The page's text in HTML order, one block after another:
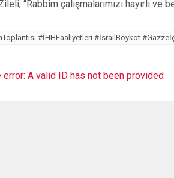
“Rabbim çalışmalarımızı hayırlı
#İHHFaaliyetleri #İsrailBoykot
A valid ID has not been provided